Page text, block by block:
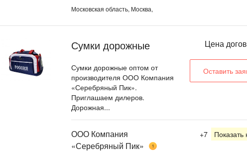
Московская область, Москва,
Сумки дорожные
Сумки дорожные оптом от
производителя ООО Компания
«Серебряный Пик».
Приглашаем дилеров.
Дорожная...
Цена
Оставить
ООО Компания
«Серебряный Пик»
1
+7